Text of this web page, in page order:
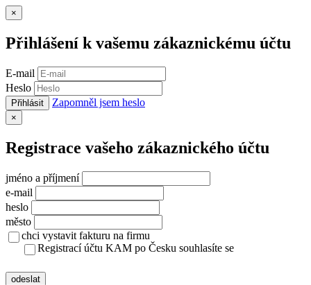
×
Přihlášení k vašemu zákaznickému účtu
E-mail
Heslo
Přihlásit Zapomněl jsem heslo
×
Registrace vašeho zákaznického účtu
jméno a příjmení
e-mail
heslo
město
chci vystavit fakturu na firmu
Registrací účtu KAM po Česku souhlasíte se
odeslat